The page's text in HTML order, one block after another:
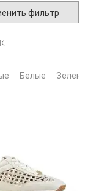
фильтр
Белые